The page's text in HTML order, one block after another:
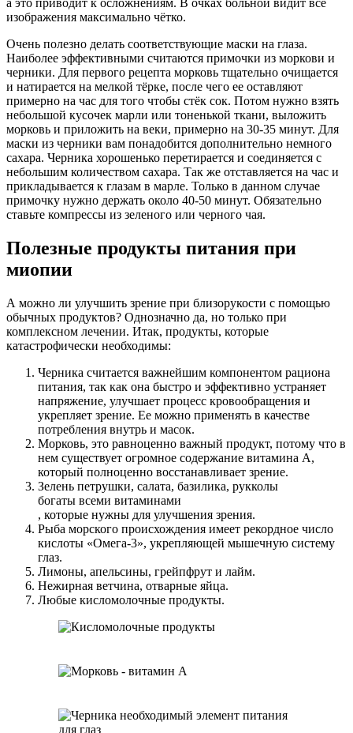
а это приводит к осложнениям. В очках больной видит все
изображения максимально чётко.
Очень полезно делать соответствующие маски на глаза.
Наиболее эффективными считаются примочки из моркови и
черники. Для первого рецепта морковь тщательно очищается
и натирается на мелкой тёрке, после чего ее оставляют
примерно на час для того чтобы стёк сок. Потом нужно взять
небольшой кусочек марли или тоненькой ткани, выложить
морковь и приложить на веки, примерно на 30-35 минут. Для
маски из черники вам понадобится дополнительно немного
сахара. Черника хорошенько перетирается и соединяется с
небольшим количеством сахара. Так же отставляется на час и
прикладывается к глазам в марле. Только в данном случае
примочку нужно держать около 40-50 минут. Обязательно
ставьте компрессы из зеленого или черного чая.
Полезные продукты питания при
миопии
А можно ли улучшить зрение при близорукости с помощью
обычных продуктов? Однозначно да, но только при
комплексном лечении. Итак, продукты, которые
катастрофически необходимы:
Черника считается важнейшим компонентом рациона
питания, так как она быстро и эффективно устраняет
напряжение, улучшает процесс кровообращения и
укрепляет зрение. Ее можно применять в качестве
потребления внутрь и масок.
Морковь, это равноценно важный продукт, потому что в
нем существует огромное содержание витамина А,
который полноценно восстанавливает зрение.
Зелень петрушки, салата, базилика, рукколы
богаты всеми витаминами
, которые нужны для улучшения зрения.
Рыба морского происхождения имеет рекордное число
кислоты «Омега-3», укрепляющей мышечную систему
глаз.
Лимоны, апельсины, грейпфрут и лайм.
Нежирная ветчина, отварные яйца.
Любые кисломолочные продукты.